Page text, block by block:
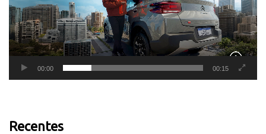
00:00 00:15
Recentes